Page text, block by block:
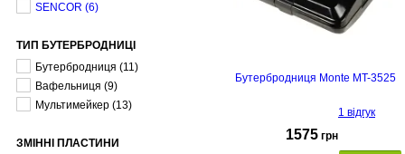
SENCOR (6)
ТИП БУТЕРБРОДНИЦІ
Бутербродниця (11)
Вафельниця (9)
Мультимейкер (13)
ЗМІННІ ПЛАСТИНИ
Бутербродниця Monte MT-3525
1 відгук
1575 грн